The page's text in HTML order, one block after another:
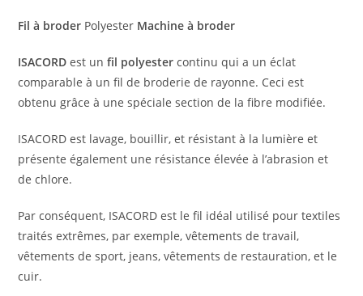
Fil à broder Polyester Machine à broder
ISACORD est unfil polyester continu qui a un éclat
comparable à un fil de broderie de rayonne. Ceci est
obtenu grâce à une spéciale section de la fibre modifiée.
ISACORD est lavage, bouillir, et résistant à la lumière et
présente également une résistance élevée à l’abrasion et
de chlore.
Par conséquent, ISACORD est le fil idéal utilisé pour textiles
traités extrêmes, par exemple, vêtements de travail,
vêtements de sport, jeans, vêtements de restauration, et le
cuir.